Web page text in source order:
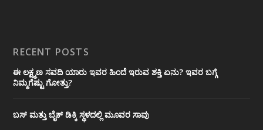
RECENT POSTS
ಈ ಲಕ್ಷ್ಮಣ ಸವದಿ ಯಾರು ಇವರ ಹಿಂದೆ ಇರುವ ಶಕ್ತಿ ಏನು? ಇವರ ಬಗ್ಗೆ
ನಿಮ್ಮಗೆಷ್ಟು ಗೋತ್ತು?
ಬಸ್ ಮತ್ತು ಬೈಕ್ ಡಿಕ್ಕಿ ಸ್ಥಳದಲ್ಲಿ ಮೂವರ ಸಾವು